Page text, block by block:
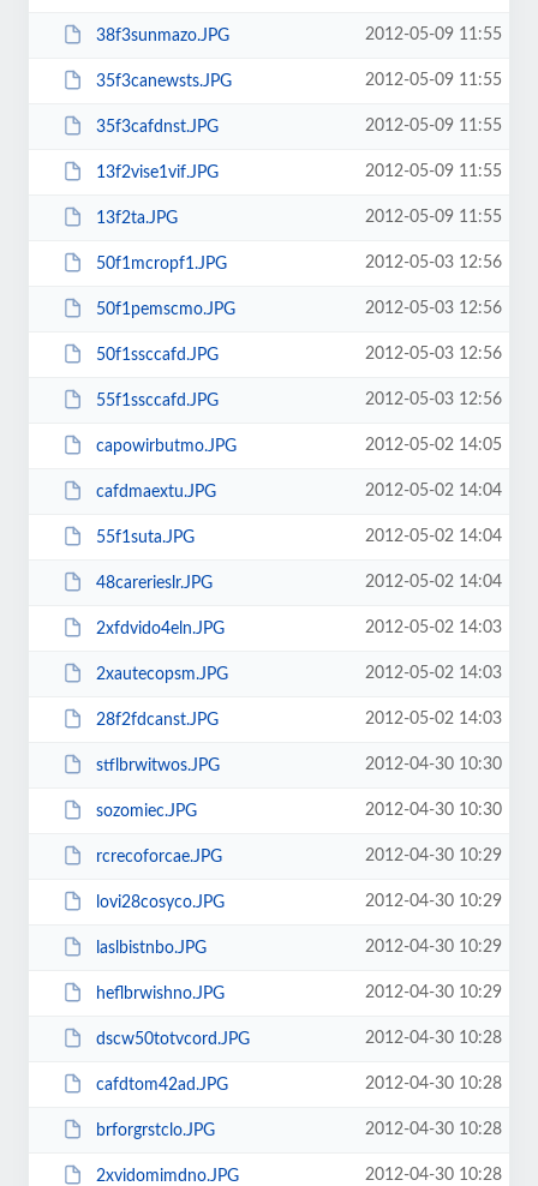
38f3sunmazo.JPG 2012-05-09 11:55
35f3canewsts.JPG 2012-05-09 11:55
35f3cafdnst.JPG 2012-05-09 11:55
13f2vise1vif.JPG 2012-05-09 11:55
13f2ta.JPG 2012-05-09 11:55
50f1mcropf1.JPG 2012-05-03 12:56
50f1pemscmo.JPG 2012-05-03 12:56
50f1ssccafd.JPG 2012-05-03 12:56
55f1ssccafd.JPG 2012-05-03 12:56
capowirbutmo.JPG 2012-05-02 14:05
cafdmaextu.JPG 2012-05-02 14:04
55f1suta.JPG 2012-05-02 14:04
48carerieslr.JPG 2012-05-02 14:04
2xfdvido4eln.JPG 2012-05-02 14:03
2xautecopsm.JPG 2012-05-02 14:03
28f2fdcanst.JPG 2012-05-02 14:03
stflbrwitwos.JPG 2012-04-30 10:30
sozomiec.JPG 2012-04-30 10:30
rcrecoforcae.JPG 2012-04-30 10:29
lovi28cosyco.JPG 2012-04-30 10:29
laslbistnbo.JPG 2012-04-30 10:29
heflbrwishno.JPG 2012-04-30 10:29
dscw50totvcord.JPG 2012-04-30 10:28
cafdtom42ad.JPG 2012-04-30 10:28
brforgrstclo.JPG 2012-04-30 10:28
2xvidomimdno.JPG 2012-04-30 10:28